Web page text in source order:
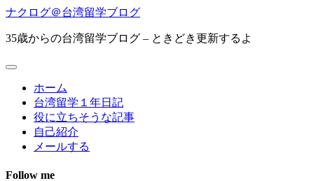
ナクログ＠台湾留学ブログ
35歳からの台湾留学ブログ – ときどき更新するよ
ホーム
台湾留学１年日記
役に立ちそうな記事
自己紹介
メールする
Follow me